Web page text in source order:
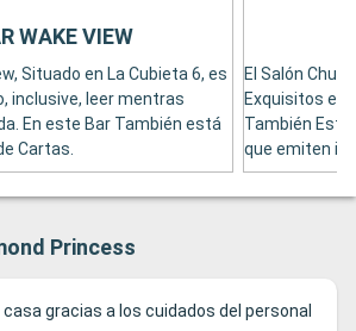
Situado en La Cubieta 6, es
inclusive, leer mentras
En este Bar También está
Cartas.
WAKE VIEW
El Salón
Exquisitos es
También Está
que emiten
Princess
gracias a los cuidados del personal